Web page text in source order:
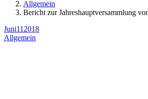
Allgemein
Bericht zur Jahreshauptversammlung
Juni11 2018
Allgemein